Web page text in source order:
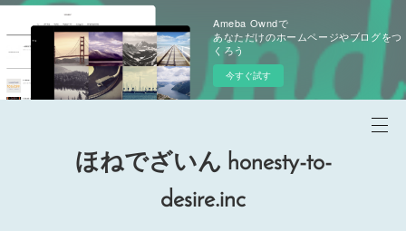
Ameba Owndで
あなただけのホームページやブログをつ
くろう
今すぐ試す
ほねでざいん honesty-to-
desire.inc